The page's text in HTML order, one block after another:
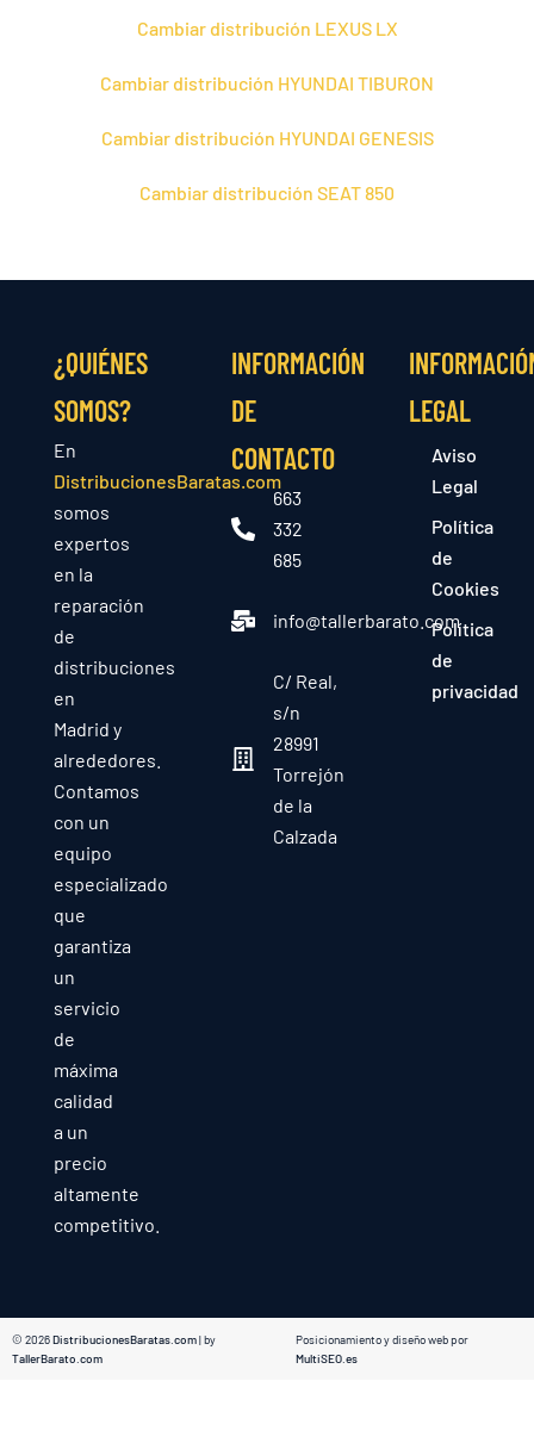
Cambiar distribución LEXUS LX
Cambiar distribución HYUNDAI TIBURON
Cambiar distribución HYUNDAI GENESIS
Cambiar distribución SEAT 850
¿QUIÉNES
SOMOS?
En
DistribucionesBaratas.com
somos
expertos
en la
reparación
de
distribuciones
en
Madrid y
alrededores.
Contamos
con un
equipo
especializado
que
garantiza
un
servicio
de
máxima
calidad
a un
precio
altamente
competitivo.
INFORMACIÓN
DE
CONTACTO
663
332
685
info@tallerbarato.com
C/ Real,
s/n
28991
Torrejón
de la
Calzada
LEGAL
Aviso
Legal
Política
de
Cookies
Política
de
privacidad
© 2026DistribucionesBaratas.com| by
TallerBarato.com
Posicionamiento y diseño web por
MultiSEO.es